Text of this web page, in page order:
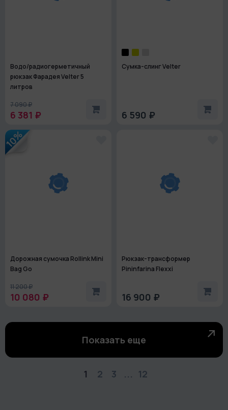
Водо/радиогерметичный
рюкзак Фарадея Velter 5
литров
7 090 ₽
6 381 ₽
Сумка-слинг Velter
6 590 ₽
10%
Дорожная сумочка Rollink Mini
Bag Go
11 200 ₽
10 080 ₽
Рюкзак-трансформер
Pininfarina Flexxi
16 900 ₽
Показать еще
1 2 3 ... 12